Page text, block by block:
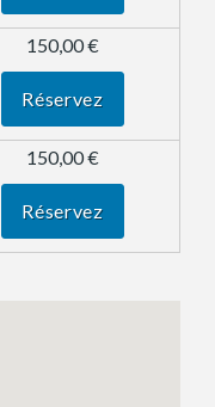
150,00 €
Réservez
150,00 €
Réservez